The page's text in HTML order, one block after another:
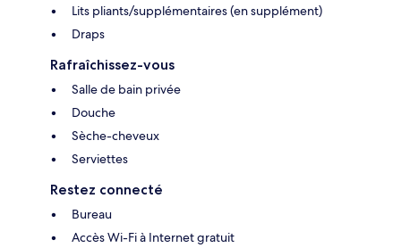
Lits pliants/supplémentaires (en supplément)
Draps
Rafraîchissez-vous
Salle de bain privée
Douche
Sèche-cheveux
Serviettes
Restez connecté
Bureau
Accès Wi-Fi à Internet gratuit